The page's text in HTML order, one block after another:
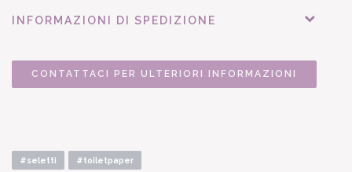
INFORMAZIONI DI SPEDIZIONE
CONTATTACI PER ULTERIORI INFORMAZIONI
#seletti #toiletpaper